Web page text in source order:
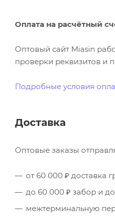
Оплата на расчётный
Оптовый сайт Miasin
проверки реквизитов и
Подробные условия
Доставка
Оптовые заказы
от 60 000 ₽ доставка
до 60 000 ₽ забор и
межтерминальную